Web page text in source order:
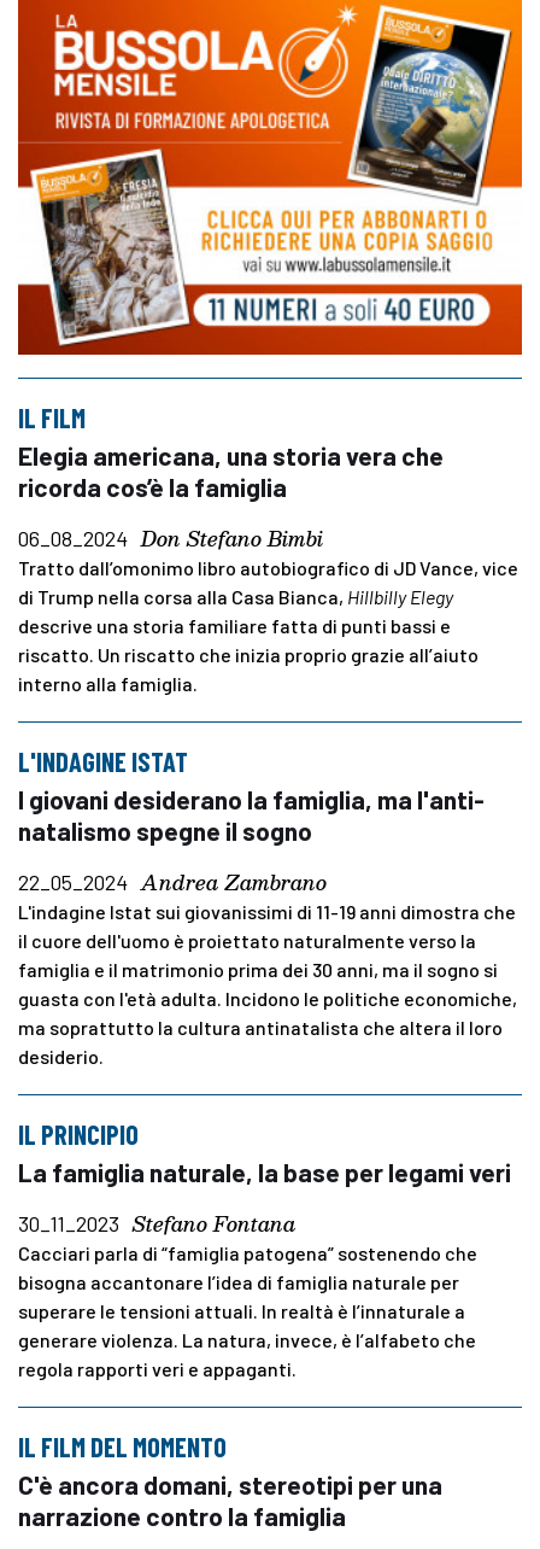
IL FILM
Elegia americana, una storia vera che
ricorda cos’è la famiglia
06_08_2024 Don Stefano Bimbi
Tratto dall’omonimo libro autobiografico di JD Vance, vice
di Trump nella corsa alla Casa Bianca, Hillbilly Elegy
descrive una storia familiare fatta di punti bassi e
riscatto. Un riscatto che inizia proprio grazie all’aiuto
interno alla famiglia.
L'INDAGINE ISTAT
I giovani desiderano la famiglia, ma l'anti-
natalismo spegne il sogno
22_05_2024 Andrea Zambrano
L'indagine Istat sui giovanissimi di 11-19 anni dimostra che
il cuore dell'uomo è proiettato naturalmente verso la
famiglia e il matrimonio prima dei 30 anni, ma il sogno si
guasta con l'età adulta. Incidono le politiche economiche,
ma soprattutto la cultura antinatalista che altera il loro
desiderio.
IL PRINCIPIO
La famiglia naturale, la base per legami veri
30_11_2023 Stefano Fontana
Cacciari parla di “famiglia patogena” sostenendo che
bisogna accantonare l’idea di famiglia naturale per
superare le tensioni attuali. In realtà è l’innaturale a
generare violenza. La natura, invece, è l’alfabeto che
regola rapporti veri e appaganti.
IL FILM DEL MOMENTO
C'è ancora domani, stereotipi per una
narrazione contro la famiglia